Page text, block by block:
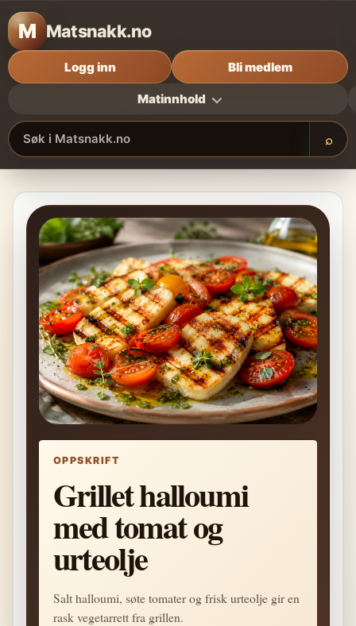
M Matsnakk.no
Matinnhold
Søk i Matsnakk.no ⌕
Logg inn Bli medlem
OPPSKRIFT
Grillet halloumi
med tomat og
urteolje
Salt halloumi, søte tomater og frisk urteolje gir en
rask vegetarrett fra grillen.